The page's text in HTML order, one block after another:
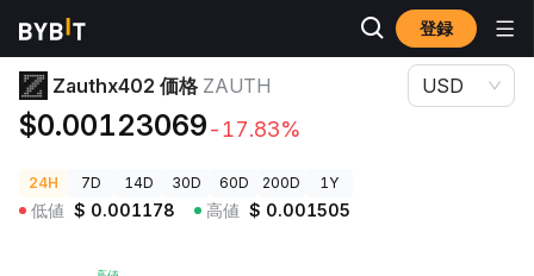
登録
暗号資産価格
Zauthx402 価格 ZAUTH
$0.00123069-17.83%
USD
24H 7D 14D 30D 60D 200D 1Y
低値 $ 0.001178 高値 $ 0.001505